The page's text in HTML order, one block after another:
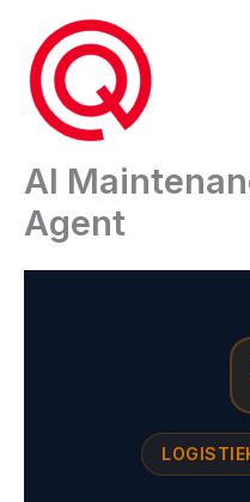
inhoud
AI
Agent